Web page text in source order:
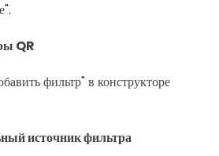
QR
фильтр" в конструкторе
источник фильтра